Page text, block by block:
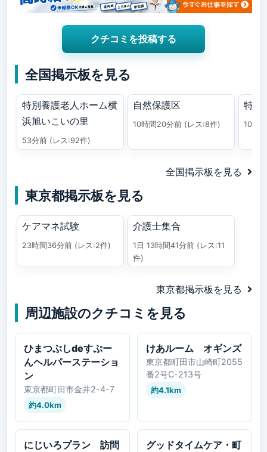
クチコミを投稿する
全国掲示板を見る
特別養護老人ホーム横
浜旭いこいの里
53分前 (レス:92件)
自然保護区
10時間20分前 (レス:8件)
特養
10時
全国掲示板を見る
東京都掲示板を見る
ケアマネ試験
23時間36分前 (レス:2件)
介護士集合
1日 13時間41分前 (レス:11
件)
東京都掲示板を見る
周辺施設のクチコミを見る
ひまつぶしdeすぷー
んヘルパーステーショ
ン
東京都町田市金井2-4-7
約4.0km
けあルーム オギンズ
東京都町田市山崎町2055
番2号C-213号
約4.1km
にじいろプラン 訪問
グッドタイムケア・町